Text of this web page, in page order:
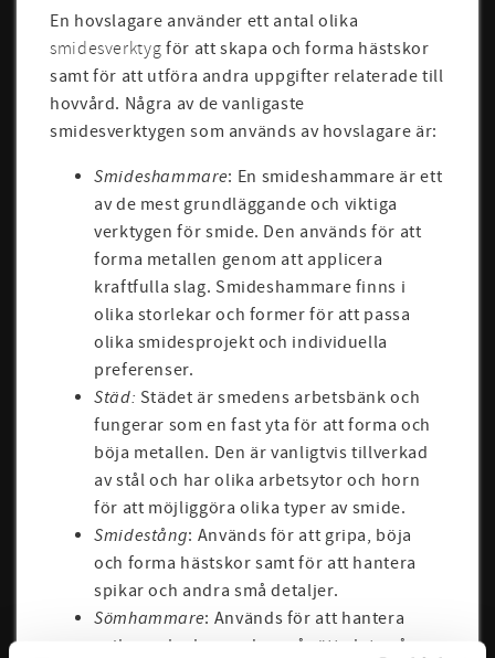
En hovslagare använder ett antal olika
smidesverktyg för att skapa och forma hästskor
samt för att utföra andra uppgifter relaterade till
hovvård. Några av de vanligaste
smidesverktygen som används av hovslagare är:
Smideshammare: En smideshammare är ett
av de mest grundläggande och viktiga
verktygen för smide. Den används för att
forma metallen genom att applicera
kraftfulla slag. Smideshammare finns i
olika storlekar och former för att passa
olika smidesprojekt och individuella
preferenser.
Städ: Städet är smedens arbetsbänk och
fungerar som en fast yta för att forma och
böja metallen. Den är vanligtvis tillverkad
av stål och har olika arbetsytor och horn
för att möjliggöra olika typer av smide.
Smidestång: Används för att gripa, böja
och forma hästskor samt för att hantera
spikar och andra små detaljer.
Sömhammare: Används för att hantera
spikar och placera dem på rätt plats på